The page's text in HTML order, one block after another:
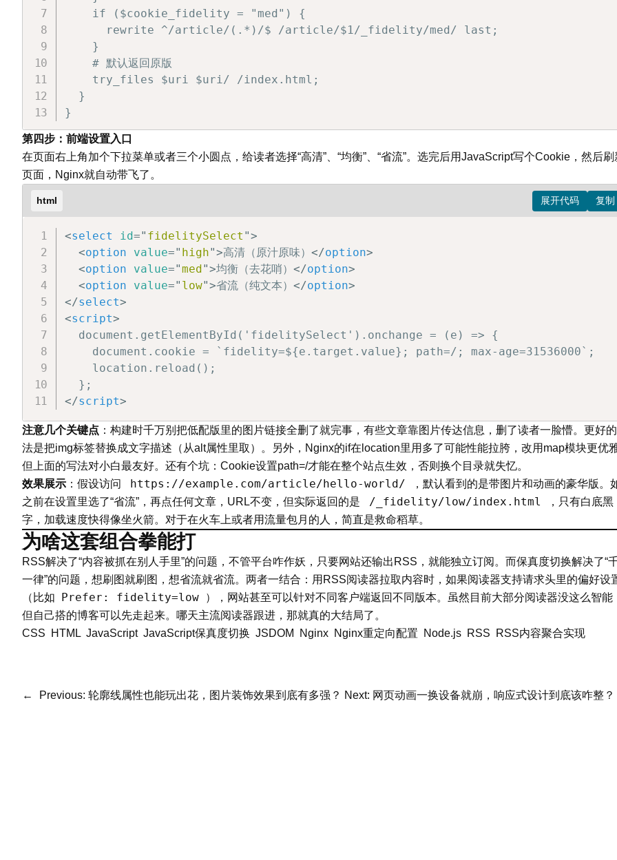
  const fidelityDir = `$
articlePath
fs.mkdirSync(`$
fidelityDir } /low`, { recursive : true } )
fs.mkdirSync(`$
recursive true
fs.writeFileSync(`$
fs.writeFileSync(`$
fidelityDir } /med/index.html`
    if ($cookie_fidelity = "med") {
      rewrite ^/article/(.*)/$ /article/$1/_fidelity/med/ last;
    }
    # 默认返回原版
    try_files $uri $uri/ /index.html;
  }
}
第四步：前端设置入口
在页面右上角加个下拉菜单或者三个小圆点，给读者选择“高清”、“均衡”、“省流”。选完后用JavaScript写个Cookie，然后刷
页面，Nginx就自动带飞了。
html
<select id=" fidelitySelect ">
<option value=" high">高清（原汁原味） </option>
<option value="med ">均衡（去花哨） </option>
<option value=" low">省流（纯文本） </option>
</select>
<script>
  document.getElementById('fidelitySelect').onchange = (e) => {
    document.cookie = `fidelity=${e.target.value}; path=/; max-age=31536000`;
    location.reload();
</script>
注意几个关键点 ：构建时千万别把低配版里的图片链接全删了就完事，有些文章靠图片传达信息，删了读者一脸懵。更好
法是把img标签替换成文字描述（从alt属性里取）。另外，Nginx的if在location里用多了可能性能拉胯，改用map模块更优
但上面的写法对小白最友好。还有个坑：Cookie设置path=/才能在整个站点生效，否则换个目录就失忆。
效果展示 ：假设访问 https://example.com/article/hello-world/
，默认看到的是带图片和动画的豪华版。
之前在设置里选了“省流”，再点任何文章，URL不变，但实际返回的是
/_fidelity/low/index.html
，只有白底黑
字，加载速度快得像坐火箭。对于在火车上或者用流量包月的人，简直是救命稻草。
为啥这套组合拳能打
RSS解决了“内容被抓在别人手里”的问题，不管平台咋作妖，只要网站还输出RSS，就能独立订阅。而保真度切换解决了“
一律”的问题，想刷图就刷图，想省流就省流。两者一结合：用RSS阅读器拉取内容时，如果阅读器支持请求头里的偏好设
（比如
Prefer: fidelity=low
），网站甚至可以针对不同客户端返回不同版本。虽然目前大部分阅读器没这么智能
但自己搭的博客可以先走起来。哪天主流阅读器跟进，那就真的大结局了。
CSS
HTML JavaScript JavaScript保真度切换 JSDOM Nginx Nginx重定向配置 Node.js RSS RSS内容聚合实现
← Previous: 轮廓线属性也能玩出花，图片装饰效果到底有多强？ Next: 网页动画一换设备就崩，响应式设计到底该咋整？